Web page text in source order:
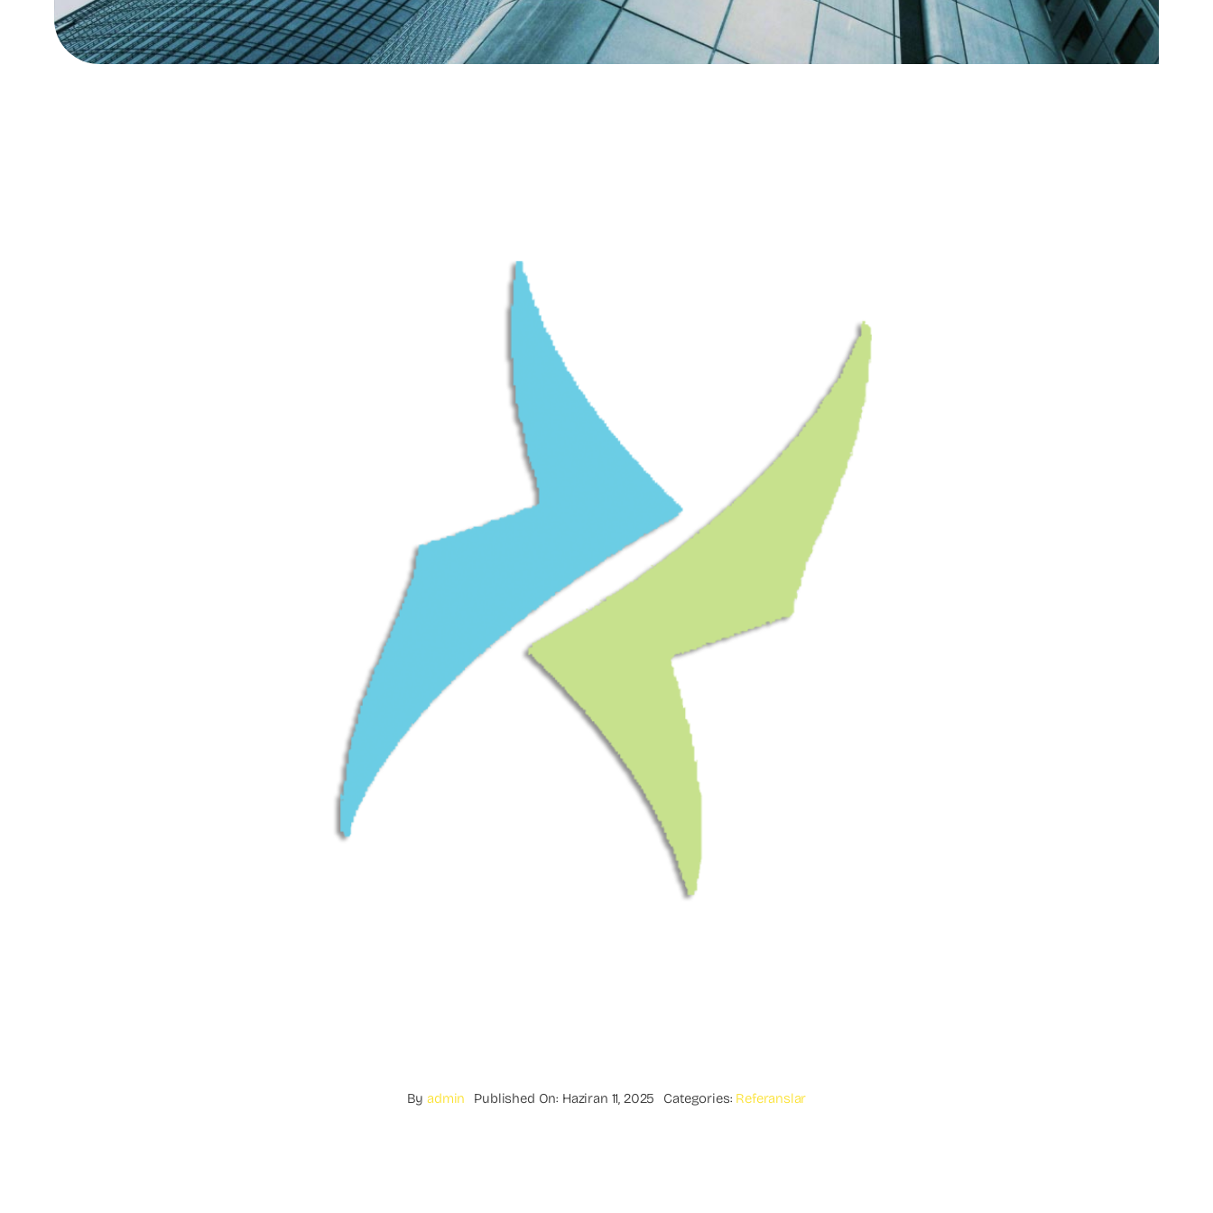
Byadmin Published On: Haziran 11, 2025 Categories: Referanslar